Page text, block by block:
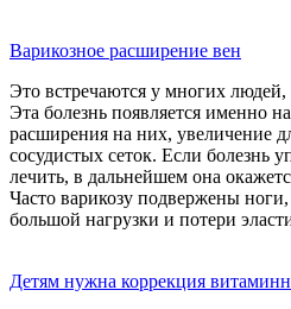
Варикозное расширение вен
Это встречаются у многих людей,
Эта болезнь появляется именно
расширения на них, увеличение
сосудистых сеток. Если болезнь
лечить, в дальнейшем она
Часто варикозу подвержены
большой нагрузки и потери
Детям нужна коррекция